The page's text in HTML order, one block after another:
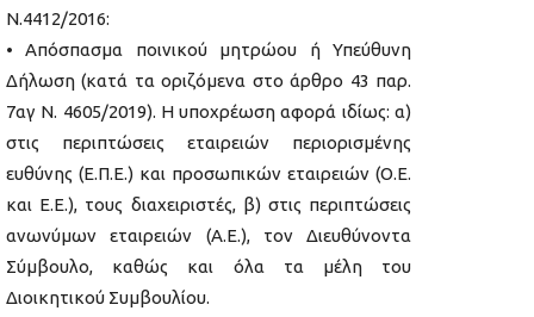
Ν.4412/2016:
• Απόσπασμα ποινικού μητρώου ή Υπεύθυνη
Δήλωση (κατά τα οριζόμενα στο άρθρο 43 παρ.
7αγ Ν. 4605/2019). Η υποχρέωση αφορά ιδίως: α)
στις περιπτώσεις εταιρειών περιορισμένης
ευθύνης (Ε.Π.Ε.) και προσωπικών εταιρειών (Ο.Ε.
και Ε.Ε.), τους διαχειριστές, β) στις περιπτώσεις
ανωνύμων εταιρειών (Α.Ε.), τον Διευθύνοντα
Σύμβουλο, καθώς και όλα τα μέλη του
Διοικητικού Συμβουλίου.